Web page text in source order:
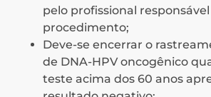
pelo profissional
procedimento;
Deve-se encerrar o
de DNA-HPV oncogênico
teste acima dos 60 anos